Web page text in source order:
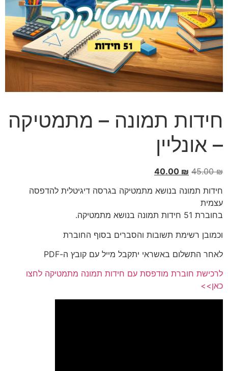
חידות תמונה – מתמטיקה
– אונליין
45.00₪
40.00₪
חידות תמונה בנושא מתמטיקה בגרסה דיגיטלית להדפסה
עצמית
בחוברת 51 חידות תמונה בנושא מתמטיקה.
וכמובן רשימת תשובות והסברים בסוף החוברת
לאחר התשלום באשראי יתקבל מייל עם קובץ ה-PDF
לרכישת חוברת מודפסת עם חידות תמונה מתמטיקה לחצו
כאן>>